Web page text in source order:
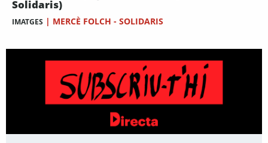
Solidaris)
IMATGES | MERCÈ FOLCH - SOLIDARIS